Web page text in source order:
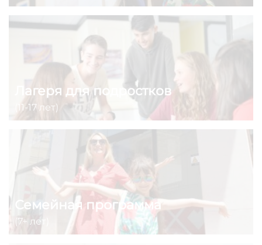
Лагеря для подростков
(11-17 лет)
Семейная программа
(7+ лет)